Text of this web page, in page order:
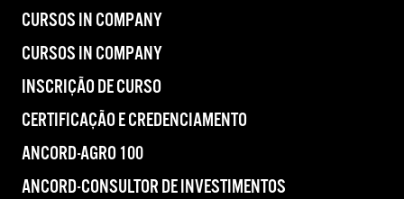
CURSOS IN COMPANY
CURSOS IN COMPANY
INSCRIÇÃO DE CURSO
CERTIFICAÇÃO E CREDENCIAMENTO
ANCORD-AGRO 100
ANCORD-CONSULTOR DE INVESTIMENTOS